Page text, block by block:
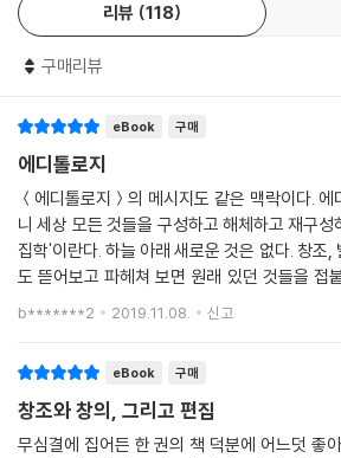
자라면서 누구나 한 번쯤은 지적 충격을 받는다.
럼 글 쓰고, 말하고 싶다!’는 생각이 들 때다. 지
어릴 때는 가까운 친구들에게, 나이 들면서는 대
다. 그리고 애나 어른이나 남자는 항상 여자에게
헤겔의 ‘인정투쟁Kampf um Anerkennung’의
고 싶다는 심리학적 ‘동기motivation’다. 내 지
선생과 도올 김용옥 교수가 그렇게 폼 나 보일
쓰고, 말하고 싶었다.
김용옥은 학문적 텍스트에 ‘나’라는 주어를 처
인문·사회과학 텍스트에 ‘나’라는 주어를 쓰는
으로 여겨진 후, 인식주체인 ‘나’는 학문적 글쓰
적 지식의 핵심은 ‘주체가 배제된 객관성’이기 때
--- p. 66~68
마우스의 발명을 중심으로 하이퍼텍스트를 말
다.
관점과 장소의 ‘에디톨로지’
원근법을 중심으로 공간 편집과 인간 의식의 상
관점의 변화가 어떻게 세상을 변화시켰는지 살
마음과 심리학의 ‘에디톨로지’
심리학의 대상이 되는 인간, 즉 개인이 어떻게
살펴본다
리뷰 118
구매리뷰
eBook 구매
에디톨로지
＜에디톨로지＞의 메시지도 같은 맥락이다.
니 세상 모든 것들을 구성하고 해체하고 재구
집학'이란다. 하늘 아래 새로운 것은 없다. 창조,
도 뜯어보고 파헤쳐 보면 원래 있던 것들을 접
불과하다. 지식도 다르지 않다. 새로운 세상에
b*******2 2019.11.08. 신고
eBook 구매
창조와 창의, 그리고 편집
무심결에 집어든 한 권의 책 덕분에 어느덧 좋